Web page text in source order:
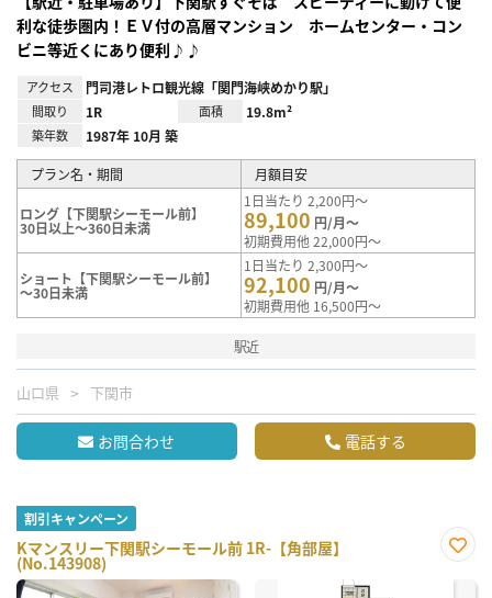
利な徒歩圏内！ＥＶ付の高層マンション ホームセンター・コン
ビニ等近くにあり便利♪♪
アクセス 門司港レトロ観光線「関門海峡めかり駅」
間取り 1R 面積 19.8m²
築年数 1987年 10月 築
プラン名・期間 月額目安
ロング【下関駅シーモール前】
30日以上～360日未満
1日当たり 2,200円～
89,100 円/月～
初期費用他 22,000円～
ショート【下関駅シーモール前】
～30日未満
1日当たり 2,300円～
92,100 円/月～
初期費用他 16,500円～
駅近
山口県 下関市
お問合わせ 電話する
割引キャンペーン
Kマンスリー下関駅シーモール前 1R-【角部屋】
(No.143908)
に入